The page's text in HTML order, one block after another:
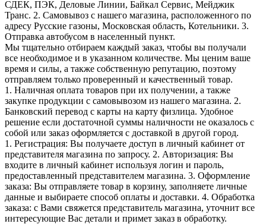
СДЕК, ПЭК, Деловые Линии, Байкал Сервис, Мейджик
Транс. 2. Самовывоз с нашего магазина, расположенного по
адресу Русские газоны, Московская область, Котельники. 3.
Отправка автобусом в населенный пункт.
Мы тщательно отбираем каждый заказ, чтобы вы получали
все необходимое и в указанном количестве. Мы ценим ваше
время и силы, а также собственную репутацию, поэтому
отправляем только проверенный и качественный товар.
1. Наличная оплата товаров при их получении, а также
закупке продукции с самовывозом из нашего магазина. 2.
Банковский перевод с карты на карту физлица. Удобное
решение если достаточной суммы наличности не оказалось с
собой или заказ оформляется с доставкой в другой город.
1. Регистрация: Вы получаете доступ в личный кабинет от
представителя магазина по запросу. 2. Авторизация: Вы
входите в личный кабинет используя логин и пароль,
предоставленный представителем магазина. 3. Оформление
заказа: Вы отправляете товар в корзину, заполняете личные
данные и выбираете способ оплаты и доставки. 4. Обработка
заказа: с Вами свяжется представитель магазина, уточнит все
интересующие Вас детали и примет заказ в обработку.